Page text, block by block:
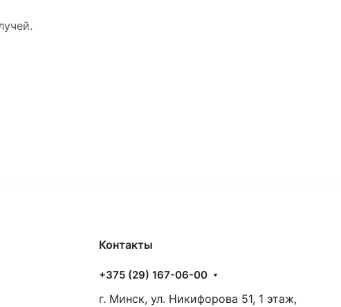
Контакты
+375 (29) 167-06-00
г. Минск, ул. Никифорова 51, 1 этаж,